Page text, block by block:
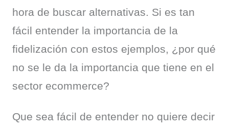
hora de buscar alternativas. Si es tan
fácil entender la importancia de la
fidelización con estos ejemplos, ¿por qué
no se le da la importancia que tiene en el
sector ecommerce?
Que sea fácil de entender no quiere decir